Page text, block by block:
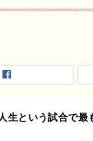
生という試合で